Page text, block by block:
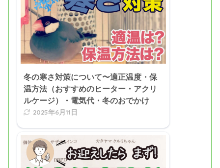
冬の寒さ対策について〜適正温度・保
温方法（おすすめのヒーター・アクリ
ルケージ）・電気代・冬のおでかけ
2025年6月11日